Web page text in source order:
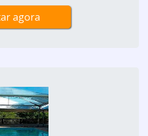
agora